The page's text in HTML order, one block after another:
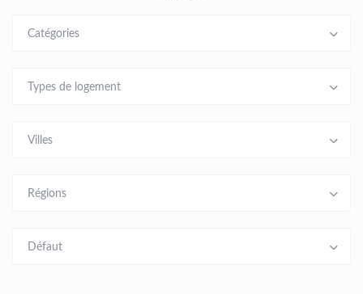
Catégories
Types de logement
Villes
Régions
Défaut